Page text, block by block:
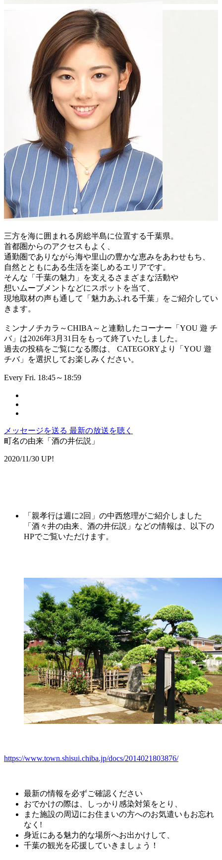
三方を海に囲まれる房総半島に位置する千葉県。
首都圏からのアクセスもよく、
通勤圏でありながら海や里山の豊かな恵みをあわせもち、
自然とともにある生活を楽しめるエリアです。
そんな「千葉の魅力」を支えるさまざまな活動や
想いムーブメントなどにスポットを当て、
現地取材の声も通して「魅力あふれる千葉」をご紹介してい
きます。
ミンナノチカラ～CHIBA～と連動したコーナー「YOU 遊 チ
バ」は2026年3月31日をもって終了いたしました。
過去の投稿をご覧になる際は、 CATEGORYより「YOU 遊
チバ」を選択してお楽しみください。
Every Fri. 18:45～18:59
メッセージを送る 最新の放送を聴く
町名の由来「酒の井伝説」
2020/11/30 UP!
「親孝行は週に2回」の中西悠理がご紹介しました
「酒々井の由来、酒の井伝説」などの情報は、以下の
HPでご覧いただけます。
https://www.town.shisui.chiba.jp/docs/2014021803876/
最新の情報を必ずご確認ください
おでかけの際は、しっかり感染対策をとり、
また施設の周辺にお住まいの方へのお気遣いもお忘れ
なく!
身近にある魅力的な場所へお出かけして、
千葉の観光を応援していきましょう！